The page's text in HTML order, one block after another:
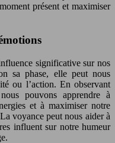
présent et maximiser
significative sur nos
sa phase, elle peut nous
ou l’action. En observant
pouvons apprendre à
et à maximiser notre
voyance peut nous aider à
influent sur notre humeur